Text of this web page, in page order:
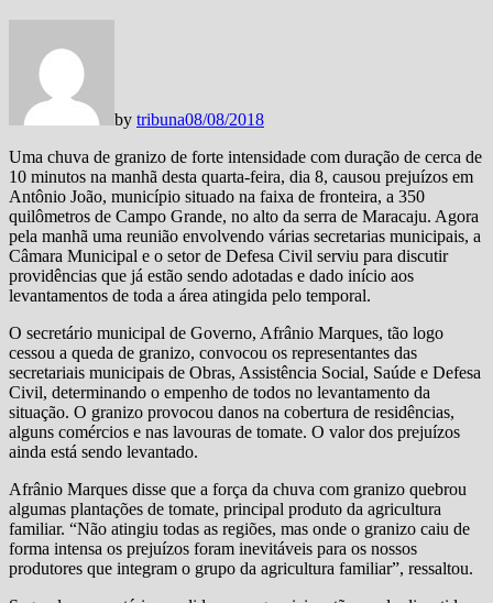
by tribuna08/08/2018
Uma chuva de granizo de forte intensidade com duração de cerca de
10 minutos na manhã desta quarta-feira, dia 8, causou prejuízos em
Antônio João, município situado na faixa de fronteira, a 350
quilômetros de Campo Grande, no alto da serra de Maracaju. Agora
pela manhã uma reunião envolvendo várias secretarias municipais, a
Câmara Municipal e o setor de Defesa Civil serviu para discutir
providências que já estão sendo adotadas e dado início aos
levantamentos de toda a área atingida pelo temporal.
O secretário municipal de Governo, Afrânio Marques, tão logo
cessou a queda de granizo, convocou os representantes das
secretariais municipais de Obras, Assistência Social, Saúde e Defesa
Civil, determinando o empenho de todos no levantamento da
situação. O granizo provocou danos na cobertura de residências,
alguns comércios e nas lavouras de tomate. O valor dos prejuízos
ainda está sendo levantado.
Afrânio Marques disse que a força da chuva com granizo quebrou
algumas plantações de tomate, principal produto da agricultura
familiar. “Não atingiu todas as regiões, mas onde o granizo caiu de
forma intensa os prejuízos foram inevitáveis para os nossos
produtores que integram o grupo da agricultura familiar”, ressaltou.